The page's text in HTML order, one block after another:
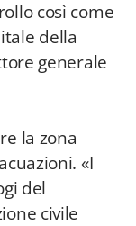
così come
della
generale
la zona
«I
del
civile